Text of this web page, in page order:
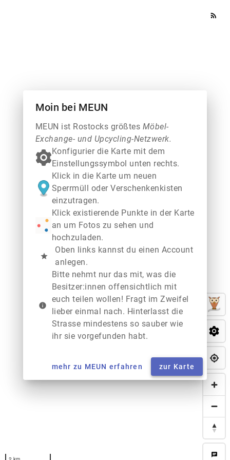
rss_feed
chat
Moin bei MEUN
MEUN ist Rostocks größtes Möbel-
Exchange- und Upcycling-Netzwerk.
Konfigurier die Karte mit dem
Einstellungssymbol unten rechts.
Klick in die Karte um neuen
Sperrmüll oder Verschenkenkisten
einzutragen.
Klick existierende Punkte in der Karte
an um Fotos zu sehen und
hochzuladen.
star
Oben links kannst du einen Account
anlegen.
info
Bitte nehmt nur das mit, was die
Besitzer:innen offensichtlich mit
euch teilen wollen! Fragt im Zweifel
lieber einmal nach. Hinterlasst die
Strasse mindestens so sauber wie
ihr sie vorgefunden habt.
mehr zu MEUN erfahren zur Karte